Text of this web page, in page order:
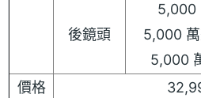
後鏡頭
5,000
5,000
5,000
價格